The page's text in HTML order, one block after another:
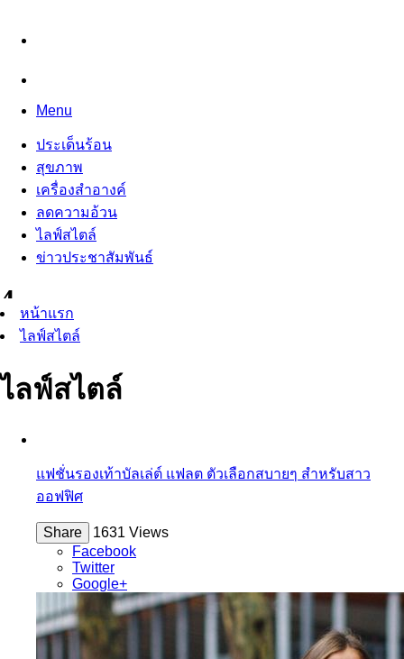
Menu
ประเด็นร้อน
สุขภาพ
เครื่องสำอางค์
ลดความอ้วน
ไลฟ์สไตล์
ข่าวประชาสัมพันธ์
หน้าแรก
ไลฟ์สไตล์
ไลฟ์สไตล์
แฟชั่นรองเท้าบัลเล่ต์ แฟลต ตัวเลือกสบายๆ สำหรับสาว
ออฟฟิศ
Share
1631 Views
Facebook
Twitter
Google+